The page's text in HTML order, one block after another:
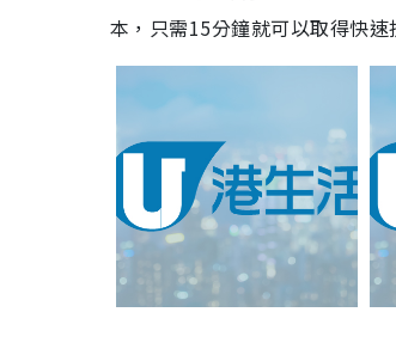
本，只需15分鐘就可以取得快